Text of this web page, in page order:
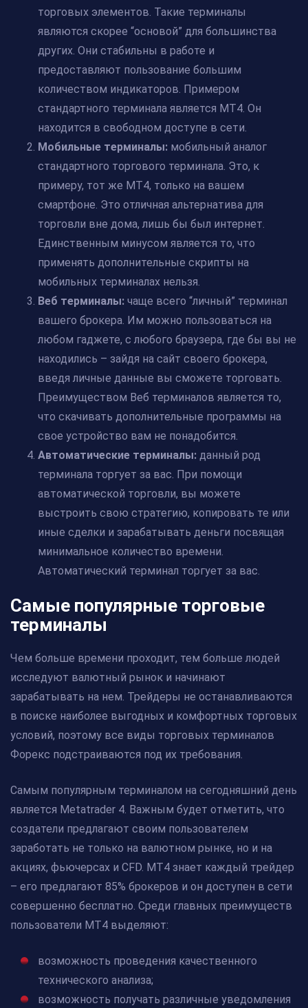
торговых элементов. Такие терминалы
являются скорее “основой” для большинства
других. Они стабильны в работе и
предоставляют пользование большим
количеством индикаторов. Примером
стандартного терминала является МТ4. Он
находится в свободном доступе в сети.
Мобильные терминалы: мобильный аналог
стандартного торгового терминала. Это, к
примеру, тот же МТ4, только на вашем
смартфоне. Это отличная альтернатива для
торговли вне дома, лишь бы был интернет.
Единственным минусом является то, что
применять дополнительные скрипты на
мобильных терминалах нельзя.
Веб терминалы: чаще всего “личный” терминал
вашего брокера. Им можно пользоваться на
любом гаджете, с любого браузера, где бы вы не
находились – зайдя на сайт своего брокера,
введя личные данные вы сможете торговать.
Преимуществом Веб терминалов является то,
что скачивать дополнительные программы на
свое устройство вам не понадобится.
Автоматические терминалы: данный род
терминала торгует за вас. При помощи
автоматической торговли, вы можете
выстроить свою стратегию, копировать те или
иные сделки и зарабатывать деньги посвящая
минимальное количество времени.
Автоматический терминал торгует за вас.
Самые популярные торговые
терминалы
Чем больше времени проходит, тем больше людей
исследуют валютный рынок и начинают
зарабатывать на нем. Трейдеры не останавливаются
в поиске наиболее выгодных и комфортных торговых
условий, поэтому все виды торговых терминалов
Форекс подстраиваются под их требования.
Самым популярным терминалом на сегодняшний день
является Metatrader 4. Важным будет отметить, что
создатели предлагают своим пользователем
заработать не только на валютном рынке, но и на
акциях, фьючерсах и CFD. МТ4 знает каждый трейдер
– его предлагают 85% брокеров и он доступен в сети
совершенно бесплатно. Среди главных преимуществ
пользователи МТ4 выделяют:
возможность проведения качественного
технического анализа;
возможность получать различные уведомления